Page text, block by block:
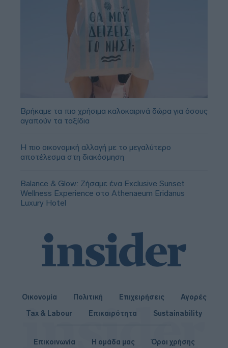
Βρήκαμε τα πιο χρήσιμα καλοκαιρινά δώρα για όσους
αγαπούν τα ταξίδια
Η πιο οικονομική αλλαγή με το μεγαλύτερο
αποτέλεσμα στη διακόσμηση
Balance & Glow: Ζήσαμε ένα Exclusive Sunset
Wellness Experience στο Athenaeum Eridanus
Luxury Hotel
Οικονομία Πολιτική Επιχειρήσεις
Αγορές
Tax & Labour
Επικαιρότητα Sustainability
Επικοινωνία Η ομάδα μας Όροι χρήσης